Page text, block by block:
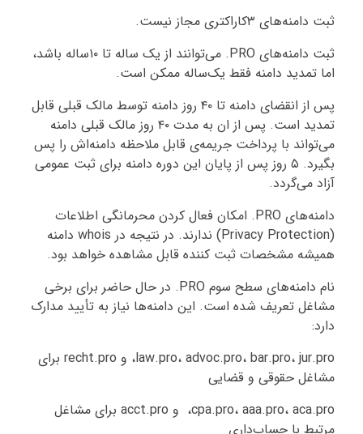
ثبت دامنه‌های ۳کاراکتری مجاز نیست.
ثبت دامنه‌های PRO. می‌توانند از یک ساله تا ۱۰ساله باشد،
اما تمدید دامنه فقط یک‌ساله ممکن است.
پس از انقضای دامنه تا ۴۰ روز دامنه توسط مالک قبلی قابل
تمدید است. پس از ان به مدت ۴۰ روز مالک قبلی دامنه
می‌تواند با پرداخت جریمه‌ی قابل ملاحظه دامنه‌اش را پس
بگیرد. ۵ روز پس از پایان این دوره دامنه برای ثبت عمومی
آزاد می‌گردد.
دامنه‌های PRO. امکان فعال کردن محرمانگی اطلاعات
(Privacy Protection) ندارند. در نتیجه در whois دامنه
همیشه مشخصات ثبت کننده قابل مشاهده خواهد بود.
نام دامنه‌های سطح سوم PRO. در حال حاضر برای برخی
مشاغل تعریف شده است. این دامنه‌ها نیاز به تأیید مدارک
دارد:
law.pro، advoc.pro، bar.pro، jur.pro، و recht.pro برای
مشاغل حقوقی و قضایی
cpa.pro، aaa.pro، aca.pro، و acct.pro برای مشاغل
مرتبط با حساب‌داری